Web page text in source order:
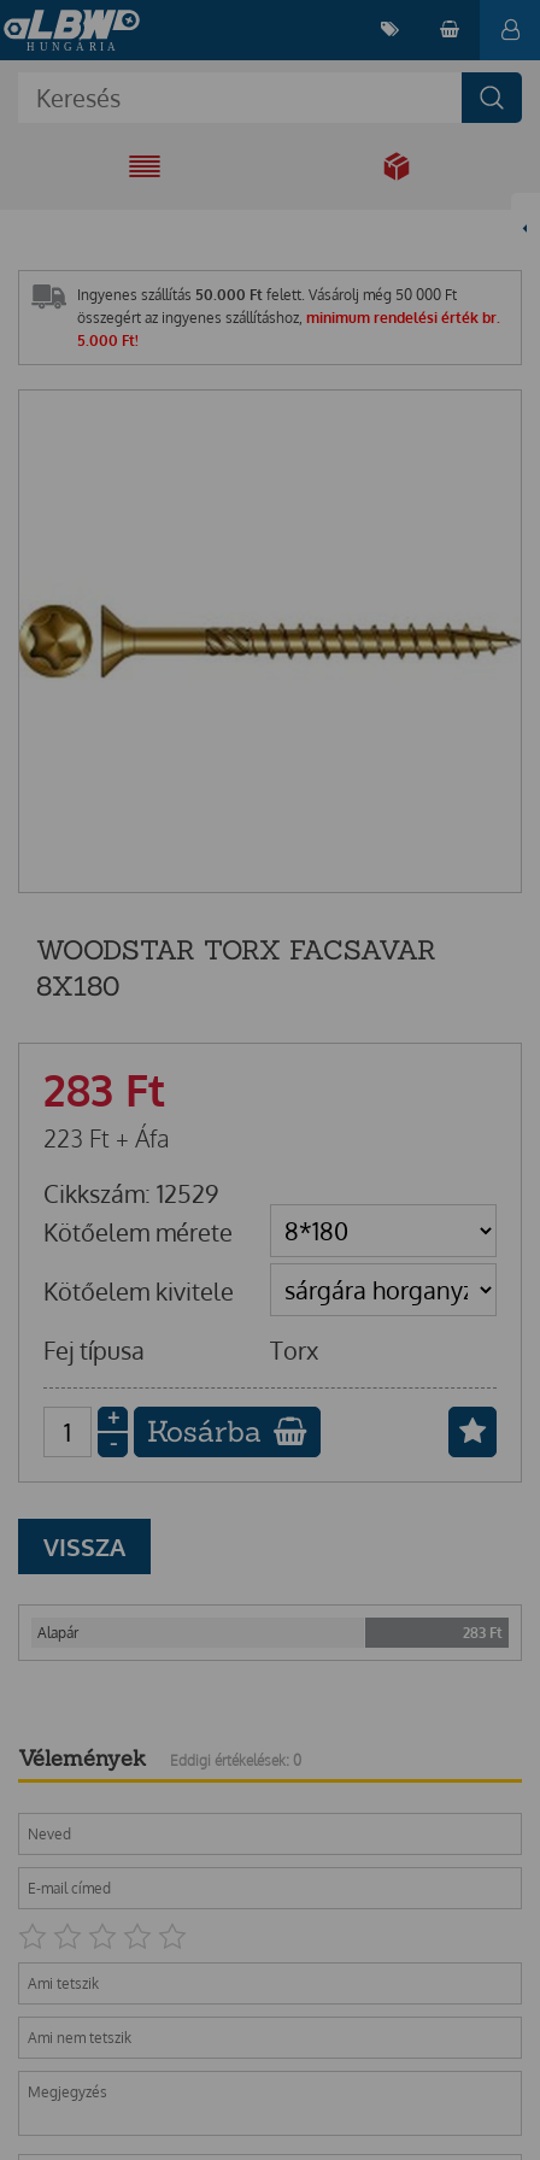
EGYÜTT A
Ingyenes szállítás 50.000 Ft felett. Vásárolj még 50 000 Ft
összegért az ingyenes szállításhoz, minimum rendelési érték br.
5.000 Ft!
WOODSTAR TORX FACSAVAR
8X180
283 Ft
223 Ft + Áfa
Cikkszám: 12529
Kötőelem mérete
Kötőelem kivitele
Fej típusa
Torx
+
-
Kosárba
VISSZA
Alapár 283 Ft
Vélemények Eddigi értékelések: 0